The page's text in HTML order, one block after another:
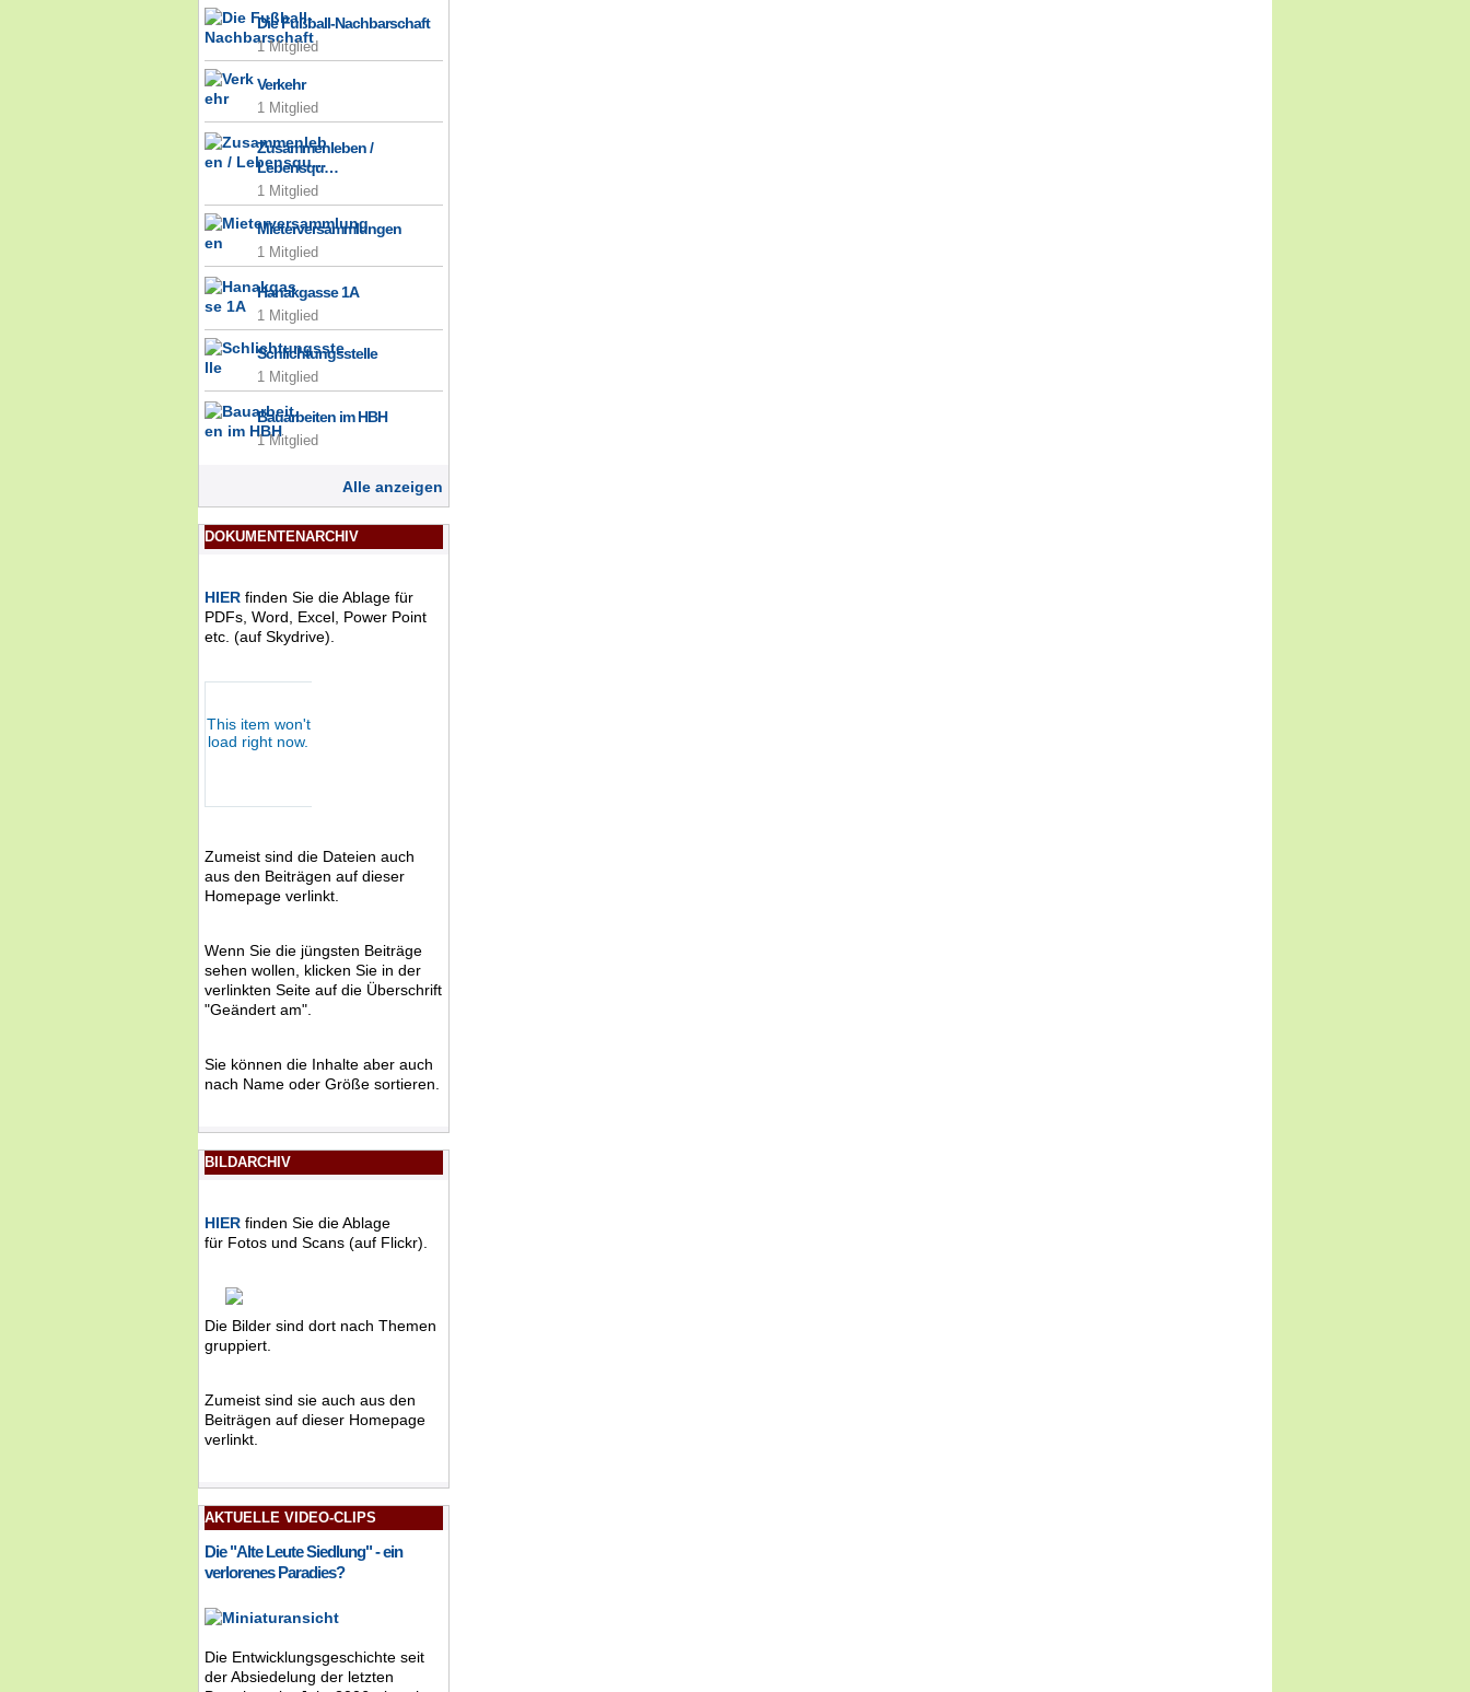
Die Fußball-Nachbarschaft
1 Mitglied
Verkehr
1 Mitglied
Zusammenleben /
Lebensqu…
1 Mitglied
Mieterversammlungen
1 Mitglied
Hanakgasse 1A
1 Mitglied
Schlichtungsstelle
1 Mitglied
Bauarbeiten im HBH
1 Mitglied
Alle anzeigen
DOKUMENTENARCHIV
HIER finden Sie die Ablage für
PDFs, Word, Excel, Power Point
etc. (auf Skydrive).
Zumeist sind die Dateien auch
aus den Beiträgen auf dieser
Homepage verlinkt.
Wenn Sie die jüngsten Beiträge
sehen wollen, klicken Sie in der
verlinkten Seite auf die Überschrift
"Geändert am".
Sie können die Inhalte aber auch
nach Name oder Größe sortieren.
BILDARCHIV
HIER finden Sie die Ablage
für Fotos und Scans (auf Flickr).
Die Bilder sind dort nach Themen
gruppiert.
Zumeist sind sie auch aus den
Beiträgen auf dieser Homepage
verlinkt.
AKTUELLE VIDEO-CLIPS
Die "Alte Leute Siedlung" - ein
verlorenes Paradies?
Die Entwicklungsgeschichte seit
der Absiedelung der letzten